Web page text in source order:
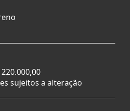
220.000,00
sujeitos a alteração